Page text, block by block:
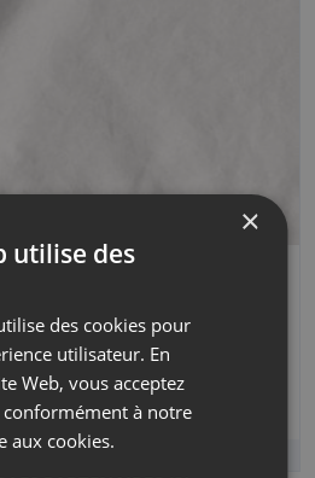
| BLANC
cm 140 x 200 cm
40,90 €
AU PANIER